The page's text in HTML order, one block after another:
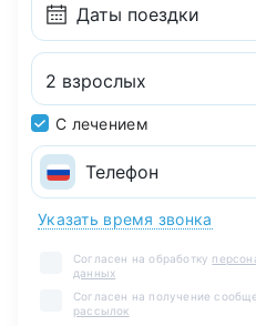
2 взрослых
С лечением
Указать время звонка
Согласен на обработку
данных
Согласен на получение
рассылок